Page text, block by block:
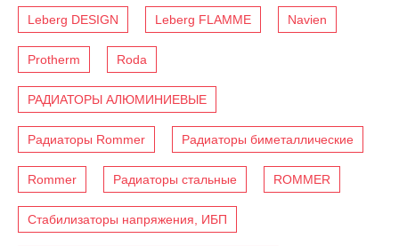
Leberg DESIGN Leberg FLAMME Navien
Protherm Roda
РАДИАТОРЫ АЛЮМИНИЕВЫЕ
Радиаторы Rommer Радиаторы биметаллические
Rommer Радиаторы стальные ROMMER
Стабилизаторы напряжения, ИБП